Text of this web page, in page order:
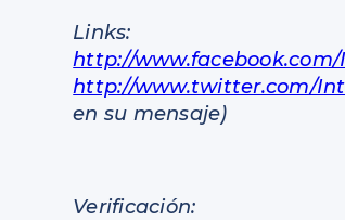
Links:
http://
http://www.twitter.com/
en su mensaje)
Verificación: